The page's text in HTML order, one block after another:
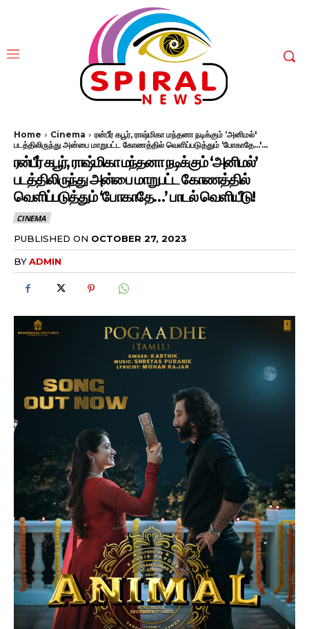
Home Cinema
ரன்பீர் கபூர், ராஷ்மிகா மந்தனா நடிக்கும் ‘அனிமல்'
படத்திலிருந்து அன்பை மாறுபட்ட கோணத்தில் வெளிப்படுத்தும் ‘போகாதே...'...
ரன்பீர் கபூர், ராஷ்மிகா மந்தனா நடிக்கும் ‘அனிமல்’
படத்திலிருந்து அன்பை மாறுபட்ட கோணத்தில்
வெளிப்படுத்தும் ‘போகாதே…’ பாடல் வெளியீடு!
CINEMA
PUBLISHED ON OCTOBER 27, 2023
BYADMIN